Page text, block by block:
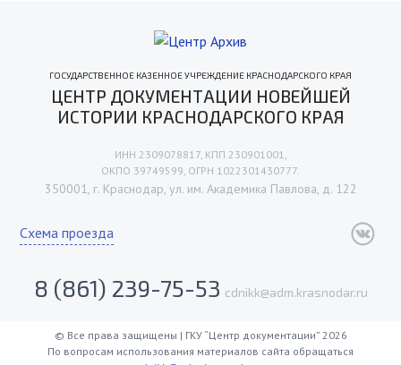
ГОСУДАРСТВЕННОЕ КАЗЕННОЕ УЧРЕЖДЕНИЕ КРАСНОДАРСКОГО КРАЯ
ЦЕНТР ДОКУМЕНТАЦИИ НОВЕЙШЕЙ
ИСТОРИИ КРАСНОДАРСКОГО КРАЯ
ИНН 2309078817, КПП 230901001,
ОКПО 39749599, ОГРН 1022301430777.
350001, г. Краснодар, ул. им. Академика Павлова, д. 122
Схема проезда
8 (861) 239-75-53 cdnikk@adm.krasnodar.ru
© Все права защищены | ГКУ “Центр документации” 2026
По вопросам использования материалов сайта обращаться